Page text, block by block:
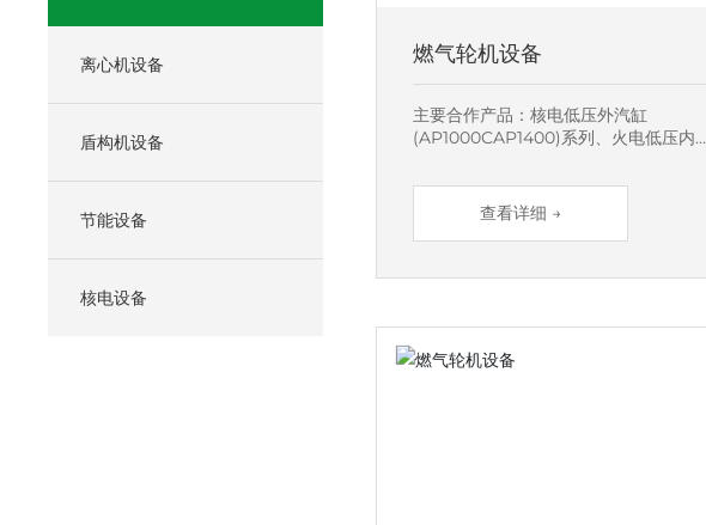
离心机设备
盾构机设备
节能设备
核电设备
燃气轮机设备
主要合作产品：核电低压外汽缸
(AP1000CAP1400)系列、火电低压内外
品、隔板及内外环、集气室、低压内缸、
低压外缸等火电/燃机类部套的生产制
造、装配，年产量约5000吨。
查看详细 →